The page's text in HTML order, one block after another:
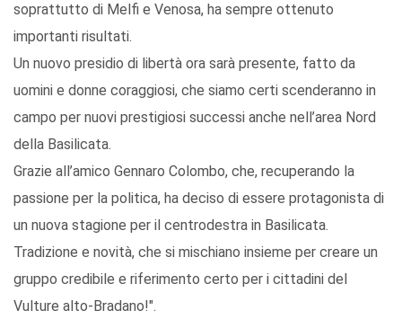
soprattutto di Melfi e Venosa, ha sempre ottenuto
importanti risultati.
Un nuovo presidio di libertà ora sarà presente, fatto da
uomini e donne coraggiosi, che siamo certi scenderanno in
campo per nuovi prestigiosi successi anche nell’area Nord
della Basilicata.
Grazie all’amico Gennaro Colombo, che, recuperando la
passione per la politica, ha deciso di essere protagonista di
un nuova stagione per il centrodestra in Basilicata.
Tradizione e novità, che si mischiano insieme per creare un
gruppo credibile e riferimento certo per i cittadini del
Vulture alto-Bradano!".